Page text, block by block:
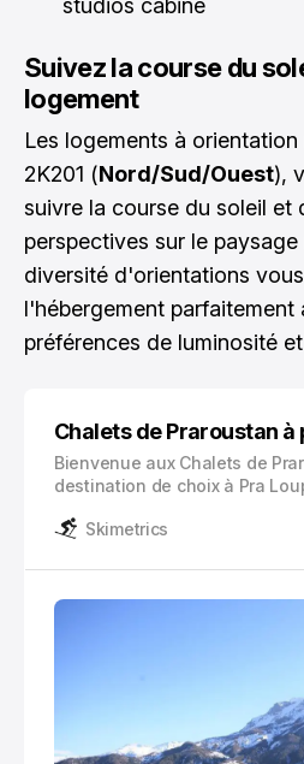
studios cabine
Suivez la course du
logement
Les logements à
2K201 (Nord/Sud/Ouest),
suivre la course du soleil et
perspectives sur le
diversité d'orientations
l'hébergement parfaitement
préférences de luminosité
Chalets de Praroustan à
Bienvenue aux Chalets de
destination de choix à Pra
cœur des Alpes du Sud, ces
Skimetrics